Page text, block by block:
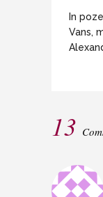
In
Vans,
13